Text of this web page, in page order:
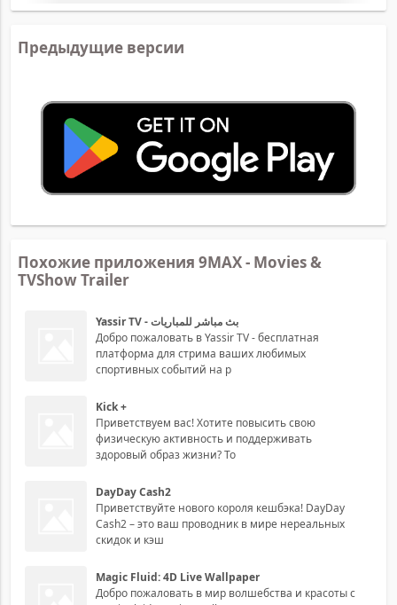
Предыдущие версии
Похожие приложения 9MAX - Movies &
TVShow Trailer
Yassir TV - بث مباشر للمباريات
Добро пожаловать в Yassir TV - бесплатная
платформа для стрима ваших любимых
спортивных событий на р
Kick +
Приветствуем вас! Хотите повысить свою
физическую активность и поддерживать
здоровый образ жизни? То
DayDay Cash2
Приветствуйте нового короля кешбэка! DayDay
Cash2 – это ваш проводник в мире нереальных
скидок и кэш
Magic Fluid: 4D Live Wallpaper
Добро пожаловать в мир волшебства и красоты с